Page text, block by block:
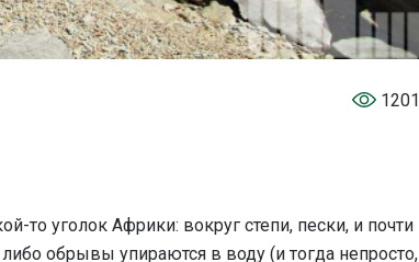
1201
то уголок Африки: вокруг степи, пески, и почти
обрывы упираются в воду (и тогда непросто,